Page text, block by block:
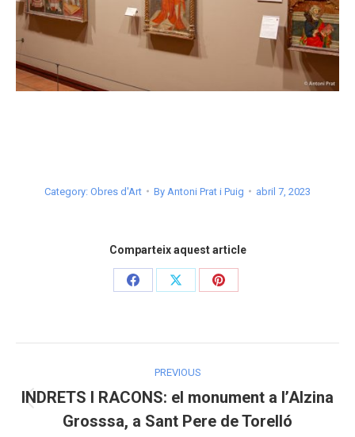
Category: Obres d'Art By Antoni Prat i Puig abril 7, 2023
Comparteix aquest article
Share
Share
Share
navigation
PREVIOUS
Previous
post:
INDRETS I RACONS: el monument a l’Alzina
Grosssa, a Sant Pere de Torelló